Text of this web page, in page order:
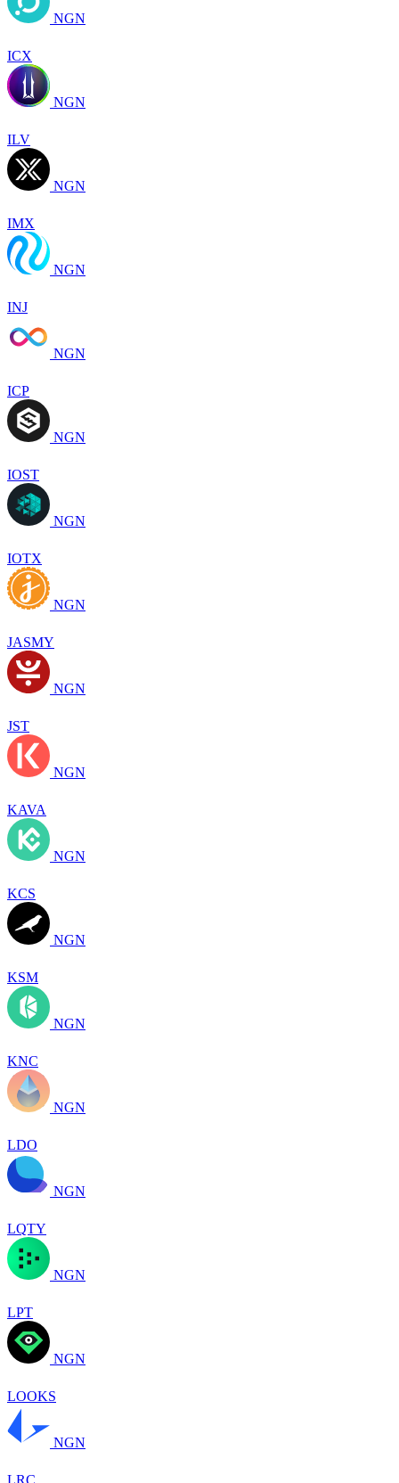
NGN
ICX
NGN
ILV
NGN
IMX
NGN
INJ
NGN
ICP
NGN
IOST
NGN
IOTX
NGN
JASMY
NGN
JST
NGN
KAVA
NGN
KCS
NGN
KSM
NGN
KNC
NGN
LDO
NGN
LQTY
NGN
LPT
NGN
LOOKS
NGN
LRC